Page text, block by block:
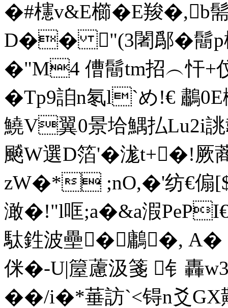
�#櫶v&E櫛�E羧�,b
D�� "(3闍鄬� 鬝p
�"M4 傮 鬝tm招︵
�Tp9詯n氡l`め!€ 鷫0E
鱙V翼0景垥鰅払Lu2i誂
飇W選D箔'�浝t+�!厥
zW�* ;nO,�'纺€傓
澉�!"l哐;a�&a溊
駄鉎波壘�鷛�, A�
侎�-U|箼藘汲箋 钅轟
��/i�*菙訪`<锝n爻GX